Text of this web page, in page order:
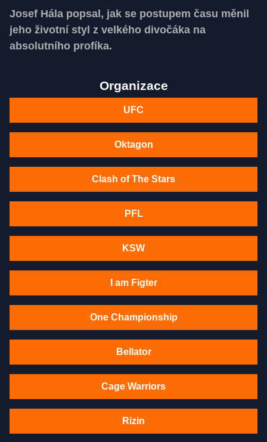
Josef Hála popsal, jak se postupem času měnil
jeho životní styl z velkého divočáka na
absolutního profíka.
Organizace
UFC
Oktagon
Clash of The Stars
PFL
KSW
I am Figter
One Championship
Bellator
Cage Warriors
Rizin